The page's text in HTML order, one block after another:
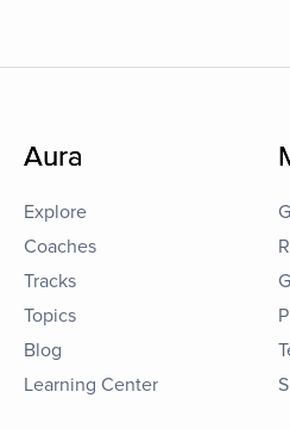
Aura
Explore
Coaches
Tracks
Topics
Blog
Learning Center